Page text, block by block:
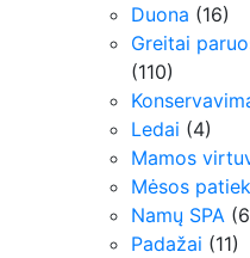
Duona (16)
Greitai
(110)
Ledai (4)
Mamos
Mėsos
Namų SPA
Padažai (11)